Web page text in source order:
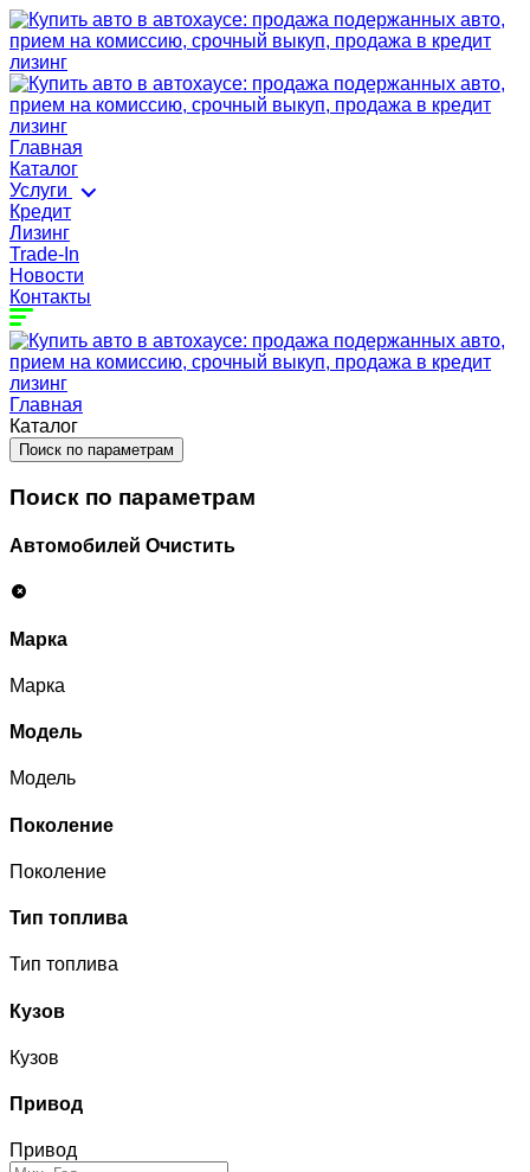
Главная
Каталог
Услуги
Кредит
Лизинг
Trade-In
Новости
Контакты
Главная
Каталог
Поиск по параметрам
Поиск по параметрам
Автомобилей Очистить
Марка
Марка
Модель
Модель
Поколение
Поколение
Тип топлива
Тип топлива
Кузов
Кузов
Привод
Привод